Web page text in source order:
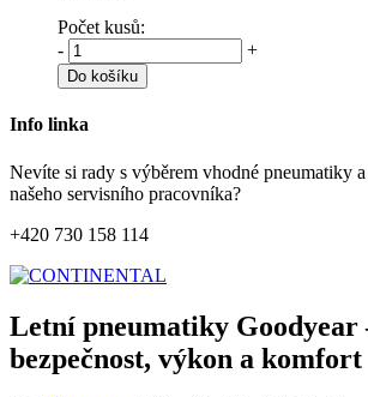
Počet kusů:
-
+
Do košíku
Info linka
Nevíte si rady s výběrem vhodné pneumatiky
našeho servisního pracovníka?
+420 730 158 114
Letní pneumatiky Goodyear
bezpečnost, výkon a komfort